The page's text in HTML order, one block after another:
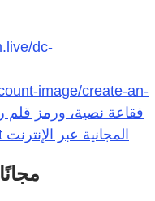
dc-
image/create-an-
PDF مكدسة لتمثيل أدوات Acrobat المجانية عبر الإنترنت
استخدام أدوات Acrobat مجانًا